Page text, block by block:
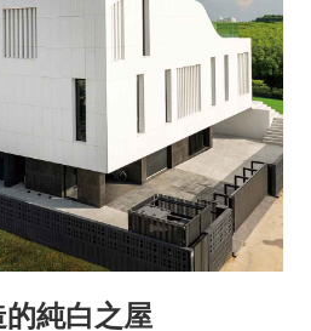
純白之屋